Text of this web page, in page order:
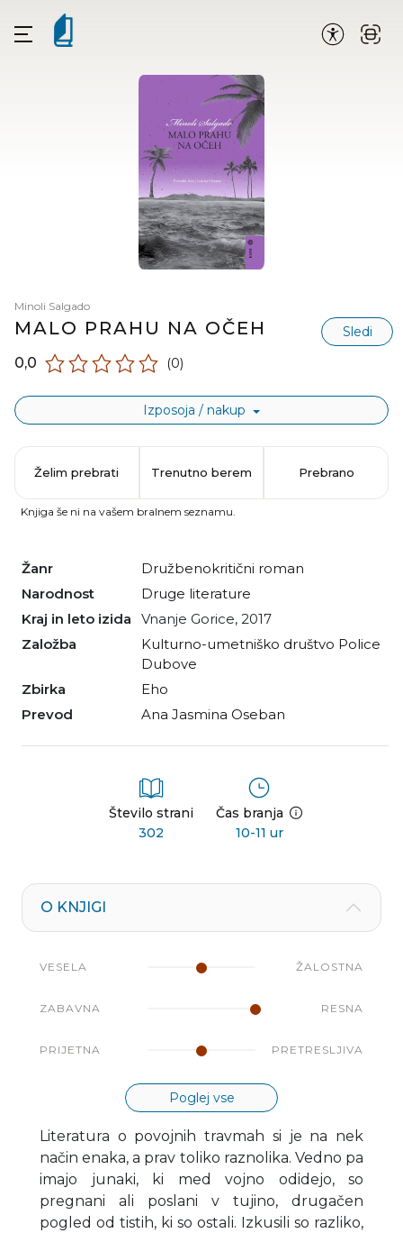
Minoli Salgado
MALO PRAHU NA OČEH Sledi
0,0 (0)
Izposoja / nakup
Žanr
družbenokritični roman
Narodnost
Druge literature
Kraj in leto izida
Vnanje Gorice, 2017
Založba
Kulturno-umetniško društvo Police
Dubove
Zbirka
Eho
Prevod
Ana Jasmina Oseban
Število strani
302
Čas branja
10-11 ur
Želim prebrati Trenutno berem Prebrano
Knjiga še ni na vašem bralnem seznamu.
O KNJIGI
VESELA ŽALOSTNA
ZABAVNA RESNA
PRIJETNA PRETRESLJIVA
Poglej vse
Literatura o povojnih travmah si je na nek
način enaka, a prav toliko raznolika. Vedno pa
imajo junaki, ki med vojno odidejo, so
pregnani ali poslani v tujino, drugačen
pogled od tistih, ki so ostali. Izkusili so razliko,